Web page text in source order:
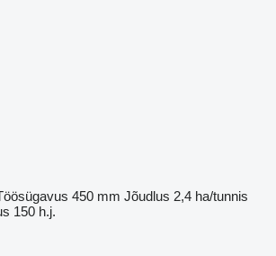
450 mm Jõudlus 2,4 ha/tunnis
150 h.j.